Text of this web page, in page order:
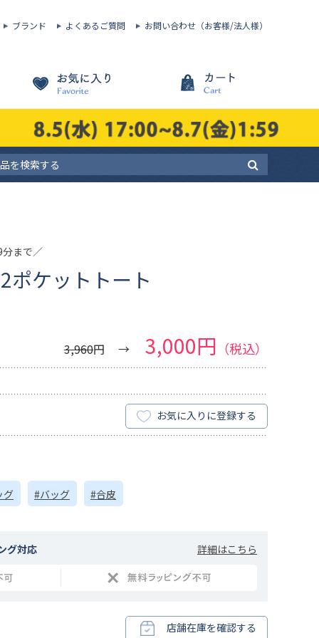
ブランド よくあるご質問 お問い合わせ（お客様/法人様）
まで／
ケットトート
3,960円 3,000円 （税込）
お気に入りに登録する
グ #バッグ #合皮
グ対応 詳細はこちら
店舗在庫を確認する